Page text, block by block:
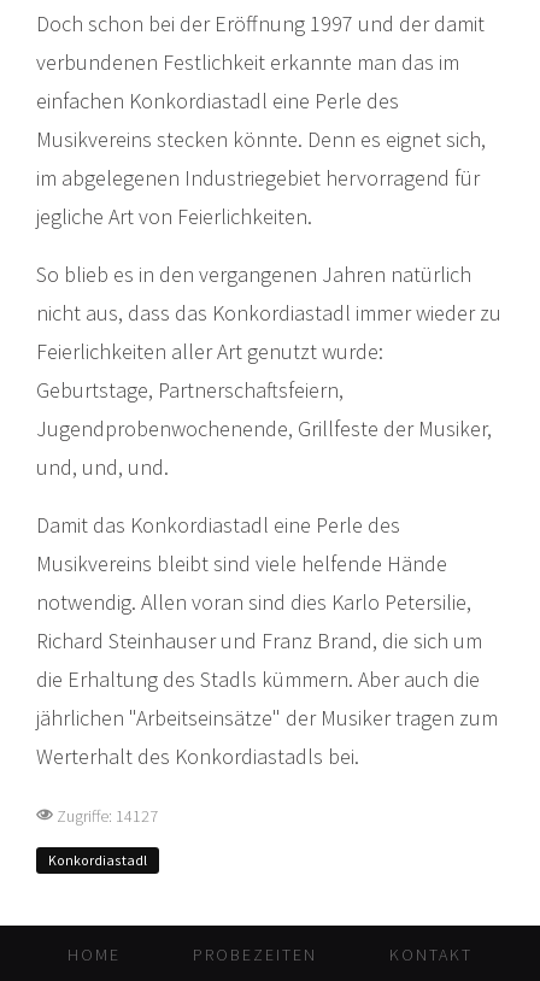
Doch schon bei der Eröffnung 1997 und der damit
verbundenen Festlichkeit erkannte man das im
einfachen Konkordiastadl eine Perle des
Musikvereins stecken könnte. Denn es eignet sich,
im abgelegenen Industriegebiet hervorragend für
jegliche Art von Feierlichkeiten.
So blieb es in den vergangenen Jahren natürlich
nicht aus, dass das Konkordiastadl immer wieder zu
Feierlichkeiten aller Art genutzt wurde:
Geburtstage, Partnerschaftsfeiern,
Jugendprobenwochenende, Grillfeste der Musiker,
und, und, und.
Damit das Konkordiastadl eine Perle des
Musikvereins bleibt sind viele helfende Hände
notwendig. Allen voran sind dies Karlo Petersilie,
Richard Steinhauser und Franz Brand, die sich um
die Erhaltung des Stadls kümmern. Aber auch die
jährlichen "Arbeitseinsätze" der Musiker tragen zum
Werterhalt des Konkordiastadls bei.
Zugriffe: 14127
Konkordiastadl
HOME PROBEZEITEN KONTAKT